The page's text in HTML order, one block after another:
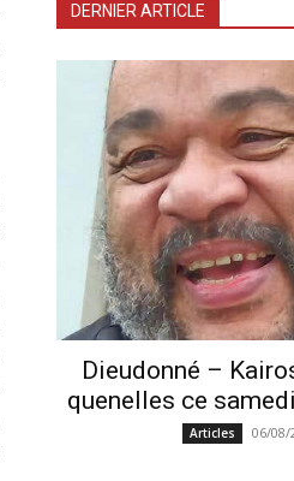
DERNIER ARTICLE
Dieudonné –
quenelles ce
Articles 06/08/